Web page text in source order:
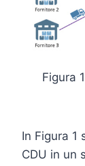
Figura
In Figura 1
CDU in un